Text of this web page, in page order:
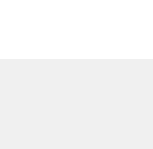
制、可推广